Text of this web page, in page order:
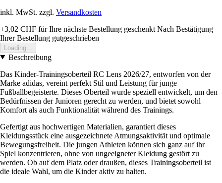
inkl. MwSt. zzgl. Versandkosten
+3,02 CHF für Ihre nächste Bestellung geschenkt Nach Bestätigung
Ihrer Bestellung gutgeschrieben
Loading...
Beschreibung
Das Kinder-Trainingsoberteil RC Lens 2026/27, entworfen von der
Marke adidas, vereint perfekt Stil und Leistung für junge
Fußballbegeisterte. Dieses Oberteil wurde speziell entwickelt, um den
Bedürfnissen der Junioren gerecht zu werden, und bietet sowohl
Komfort als auch Funktionalität während des Trainings.
Gefertigt aus hochwertigen Materialien, garantiert dieses
Kleidungsstück eine ausgezeichnete Atmungsaktivität und optimale
Bewegungsfreiheit. Die jungen Athleten können sich ganz auf ihr
Spiel konzentrieren, ohne von ungeeigneter Kleidung gestört zu
werden. Ob auf dem Platz oder draußen, dieses Trainingsoberteil ist
die ideale Wahl, um die Kinder aktiv zu halten.